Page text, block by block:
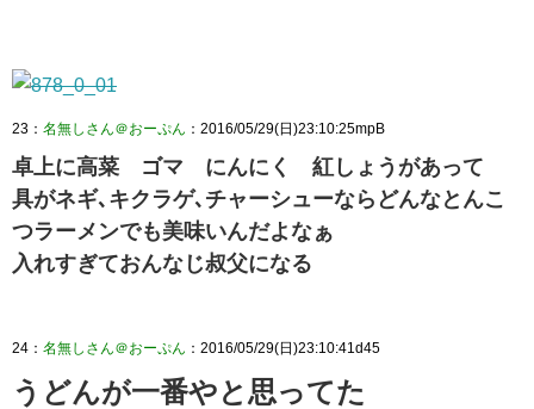
23： 名無しさん＠おーぷん ：2016/05/29(日)23:10:25mpB
卓上に高菜 ゴマ にんにく 紅しょうがあって
具がネギ､キクラゲ､チャーシューならどんなとんこ
つラーメンでも美味いんだよなぁ
入れすぎておんなじ叔父になる
24： 名無しさん＠おーぷん ：2016/05/29(日)23:10:41d45
うどんが一番やと思ってた